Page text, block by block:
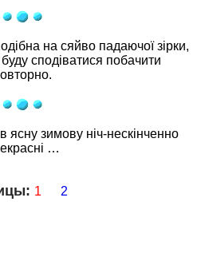
на сяйво падаючої зірки,
сподіватися побачити
ясну зимову ніч-нескінченно
…
1 2